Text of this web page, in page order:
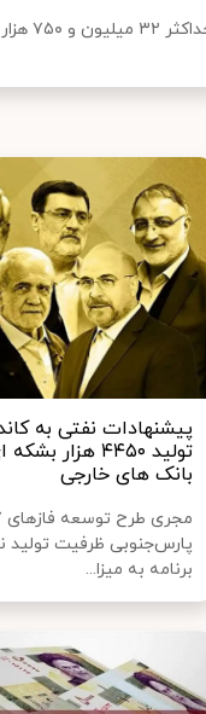
ارزش اجاره ۲۵
پیشنهادات نفتی به
تولید ۴۴۵۰ هزار
بانک‌ های خارجی
پارس‌جنوبی ظرفیت تولید
برنامه به میزا...